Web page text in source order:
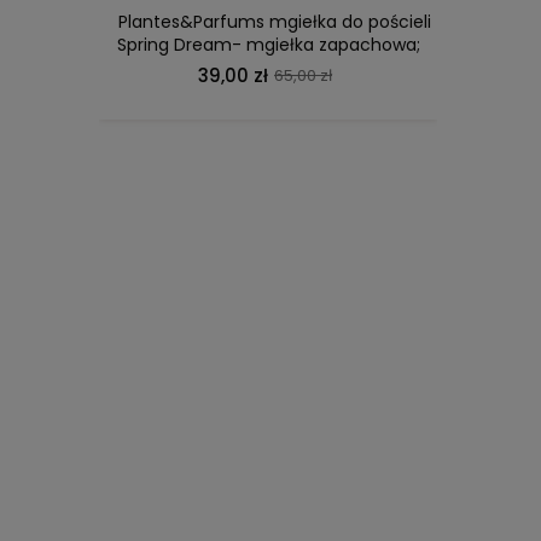
Plantes&Parfums mgiełka do pościeli
Spring Dream- mgiełka zapachowa;
mandarynka, hibiskus, drzewo
sandałowe
65,00 zł
39,00 zł